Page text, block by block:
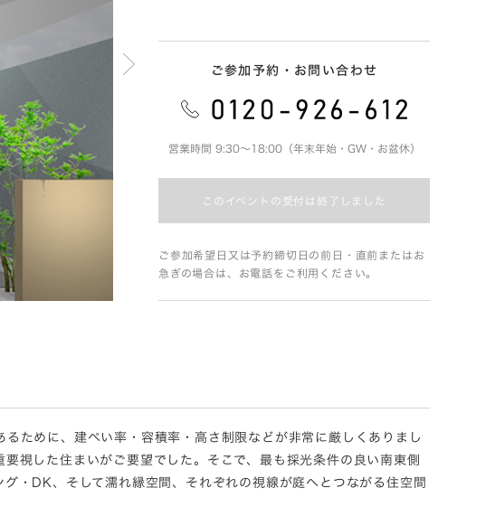
ご参加予約・お問い合わせ
営業時間 9:30～18:00（年末年始・GW・お盆休）
このイベントの受付は終了しました
ご参加希望日又は予約締切日の前日・直前またはお
急ぎの場合は、お電話をご利用ください。
ために、建ぺい率・容積率・高さ制限などが非常に厳しくありまし
視した住まいがご要望でした。そこで、最も採光条件の良い南東側
・DK、そして濡れ縁空間、それぞれの視線が庭へとつながる住空間